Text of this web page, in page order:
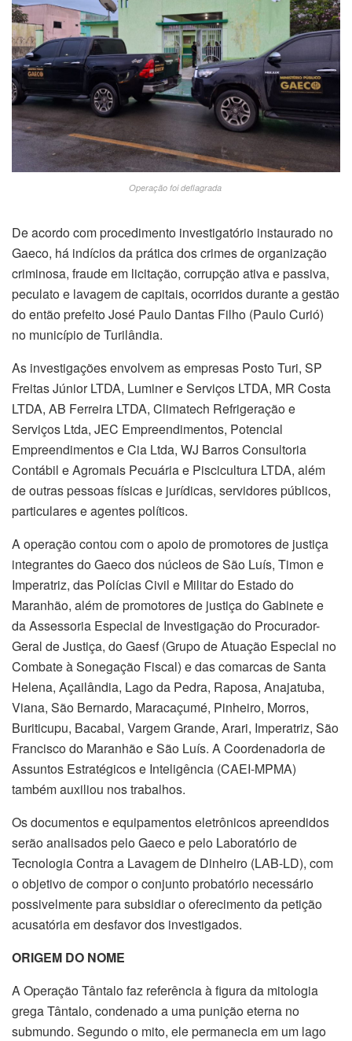
Operação foi deflagrada
De acordo com procedimento investigatório instaurado no
Gaeco, há indícios da prática dos crimes de organização
criminosa, fraude em licitação, corrupção ativa e passiva,
peculato e lavagem de capitais, ocorridos durante a gestão
do então prefeito José Paulo Dantas Filho (Paulo Curió)
no município de Turilândia.
As investigações envolvem as empresas Posto Turi, SP
Freitas Júnior LTDA, Luminer e Serviços LTDA, MR Costa
LTDA, AB Ferreira LTDA, Climatech Refrigeração e
Serviços Ltda, JEC Empreendimentos, Potencial
Empreendimentos e Cia Ltda, WJ Barros Consultoria
Contábil e Agromais Pecuária e Piscicultura LTDA, além
de outras pessoas físicas e jurídicas, servidores públicos,
particulares e agentes políticos.
A operação contou com o apoio de promotores de justiça
integrantes do Gaeco dos núcleos de São Luís, Timon e
Imperatriz, das Polícias Civil e Militar do Estado do
Maranhão, além de promotores de justiça do Gabinete e
da Assessoria Especial de Investigação do Procurador-
Geral de Justiça, do Gaesf (Grupo de Atuação Especial no
Combate à Sonegação Fiscal) e das comarcas de Santa
Helena, Açailândia, Lago da Pedra, Raposa, Anajatuba,
Viana, São Bernardo, Maracaçumé, Pinheiro, Morros,
Buriticupu, Bacabal, Vargem Grande, Arari, Imperatriz, São
Francisco do Maranhão e São Luís. A Coordenadoria de
Assuntos Estratégicos e Inteligência (CAEI-MPMA)
também auxiliou nos trabalhos.
Os documentos e equipamentos eletrônicos apreendidos
serão analisados pelo Gaeco e pelo Laboratório de
Tecnologia Contra a Lavagem de Dinheiro (LAB-LD), com
o objetivo de compor o conjunto probatório necessário
possivelmente para subsidiar o oferecimento da petição
acusatória em desfavor dos investigados.
ORIGEM DO NOME
A Operação Tântalo faz referência à figura da mitologia
grega Tântalo, condenado a uma punição eterna no
submundo. Segundo o mito, ele permanecia em um lago